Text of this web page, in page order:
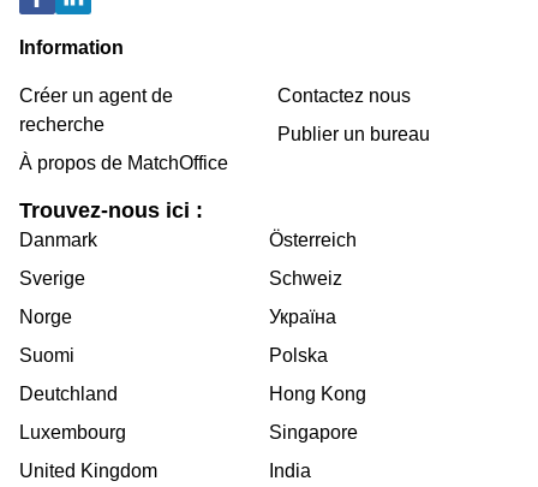
Information
Créer un agent de
recherche
À propos de MatchOffice
Contactez nous
Publier un bureau
Trouvez-nous ici :
Danmark
Sverige
Norge
Suomi
Deutchland
Luxembourg
United Kingdom
Österreich
Schweiz
Україна
Polska
Hong Kong
Singapore
India